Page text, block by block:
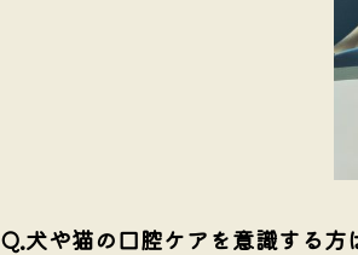
Q.犬や猫の口腔ケアを意識する方